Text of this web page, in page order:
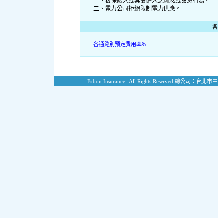
二、電力公司拒絕限制電力供應。
各通路別預定費用率%
Fubon Insurance . All Rights Reserved. 總公司：台北市